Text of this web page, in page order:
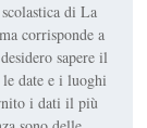
di La
corrisponde a
sapere il
date e i luoghi
i dati il più